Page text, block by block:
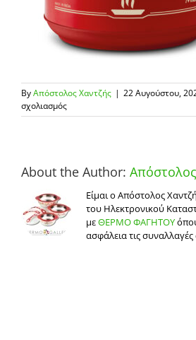
ByΑπόστολος Χαντζής | 22 Αυγούστου,
σχολιασμόςστο
CELESTIAL
About the Author:
Είμαι ο Απόστολος
του Ηλεκτρονικού
μεΘΕΡΜΟ ΦΑΓΗΤΟΥ
ασφάλεια τις συναλλαγές